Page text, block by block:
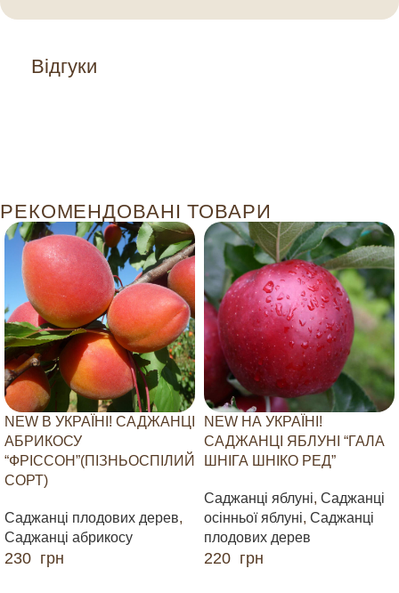
Відгуки
РЕКОМЕНДОВАНІ ТОВАРИ
NEW В УКРАЇНІ! САДЖАНЦІ
АБРИКОСУ
“ФРІССОН”(ПІЗНЬОСПІЛИЙ
СОРТ)
Саджанці плодових дерев,
Саджанці абрикосу
230 грн
NEW НА УКРАЇНІ!
САДЖАНЦІ ЯБЛУНІ “ГАЛА
ШНІГА ШНІКО РЕД”
Саджанці яблуні, Саджанці
осінньої яблуні, Саджанці
плодових дерев
220 грн